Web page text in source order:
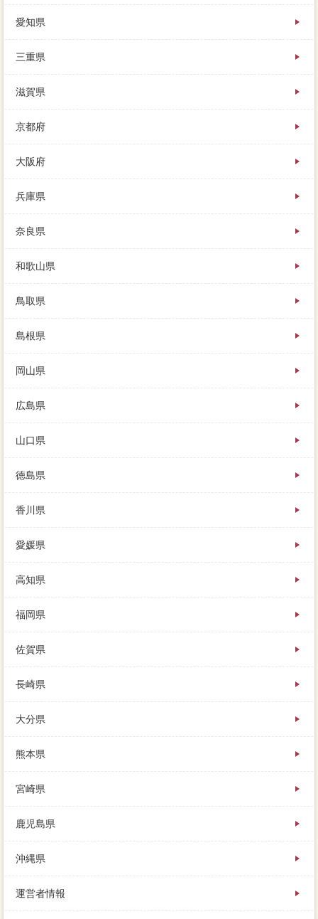
愛知県
三重県
滋賀県
京都府
大阪府
兵庫県
奈良県
和歌山県
鳥取県
島根県
岡山県
広島県
山口県
徳島県
香川県
愛媛県
高知県
福岡県
佐賀県
長崎県
大分県
熊本県
宮崎県
鹿児島県
沖縄県
運営者情報